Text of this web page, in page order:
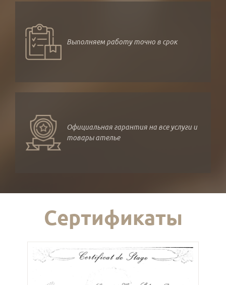
Выполняем работу точно в срок
Официальная гарантия на все услуги и
товары ателье
Сертификаты